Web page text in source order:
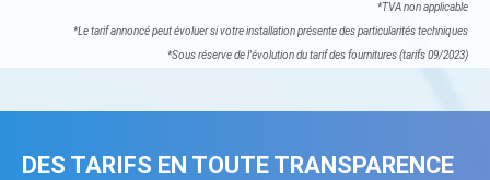
*TVA non applicable
*Le tarif annoncé peut évoluer si votre installation présente des particularités techniques
*Sous réserve de l'évolution du tarif des fournitures (tarifs 09/2023)
DES TARIFS EN TOUTE TRANSPARENCE